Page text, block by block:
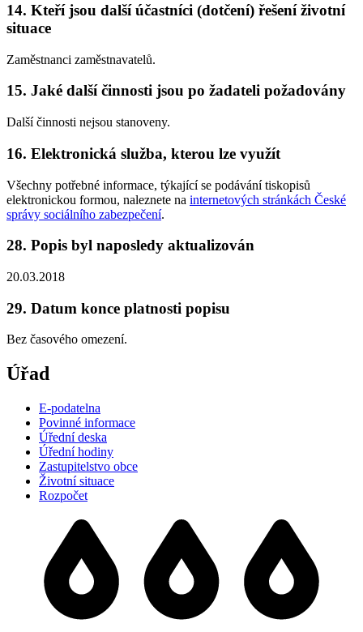
14. Kteří jsou další účastníci (dotčení) řešení životní
situace
Zaměstnanci zaměstnavatelů.
15. Jaké další činnosti jsou po žadateli požadovány
Další činnosti nejsou stanoveny.
16. Elektronická služba, kterou lze využít
Všechny potřebné informace, týkající se podávání tiskopisů
elektronickou formou, naleznete na internetových stránkách České
správy sociálního zabezpečení.
28. Popis byl naposledy aktualizován
20.03.2018
29. Datum konce platnosti popisu
Bez časového omezení.
Úřad
E-podatelna
Povinné informace
Úřední deska
Úřední hodiny
Zastupitelstvo obce
Životní situace
Rozpočet